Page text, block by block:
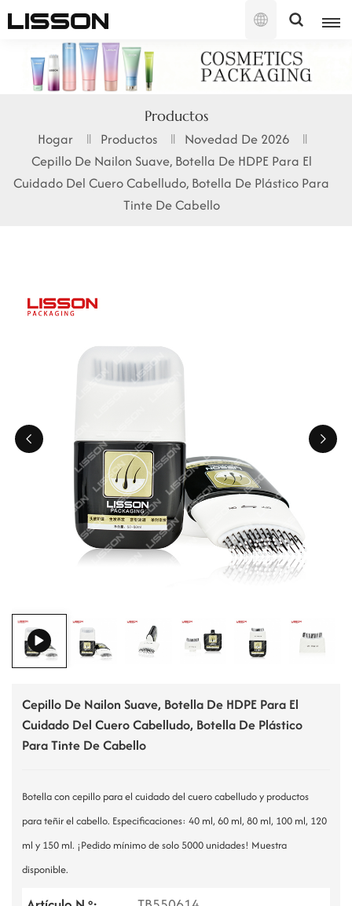
Español
English
français
русский
español
한국의
ไทย
中文
Productos
Hogar Productos
Novedad De 2026
Cepillo De Nailon Suave, Botella De HDPE Para El
Cuidado Del Cuero Cabelludo, Botella De Plástico Para
Tinte De Cabello
Cepillo De Nailon Suave, Botella De HDPE Para El
Cuidado Del Cuero Cabelludo, Botella De Plástico
Para Tinte De Cabello
Botella con cepillo para el cuidado del cuero cabelludo y productos
para teñir el cabello. Especificaciones: 40 ml, 60 ml, 80 ml, 100 ml, 120
ml y 150 ml. ¡Pedido mínimo de solo 5000 unidades! Muestra
disponible.